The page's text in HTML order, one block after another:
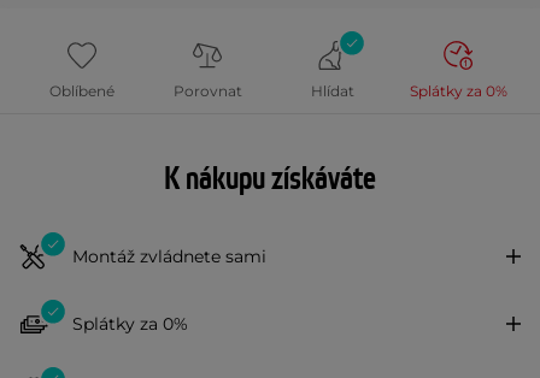
Oblíbené Porovnat Hlídat Splátky za 0%
K nákupu získáváte
Montáž zvládnete sami
Splátky za 0%